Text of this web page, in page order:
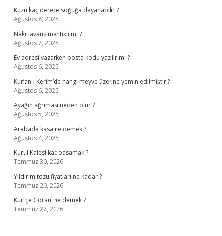
Kuzu kaç derece soğuğa dayanabilir ?
Ağustos 8, 2026
Nakit avans mantıklı mı ?
Ağustos 7, 2026
Ev adresi yazarken posta kodu yazılır mı ?
Ağustos 6, 2026
Kur’an-ı Kerim’de hangi meyve üzerine yemin edilmiştir ?
Ağustos 6, 2026
Ayağın ağrıması neden olur ?
Ağustos 5, 2026
Arabada kasa ne demek ?
Ağustos 4, 2026
Kurul Kalesi kaç basamak ?
Temmuz 30, 2026
Yıldırım tozu fiyatları ne kadar ?
Temmuz 29, 2026
Kürtçe Gorani ne demek ?
Temmuz 27, 2026